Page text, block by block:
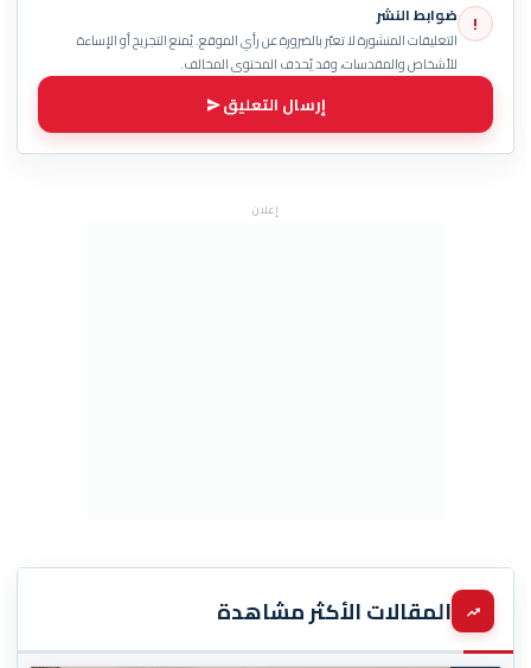
! ضوابط النشر
التعليقات المنشورة لا تعبّر بالضرورة عن رأي الموقع. يُمنع التجريح أو الإساءة
للأشخاص والمقدسات، وقد يُحذف المحتوى المخالف.
إرسال التعليق
إعلان
المقالات الأكثر مشاهدة